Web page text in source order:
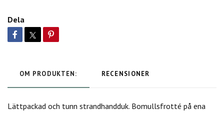
Dela
OM PRODUKTEN: RECENSIONER
Lättpackad och tunn strandhandduk. Bomullsfrotté på ena